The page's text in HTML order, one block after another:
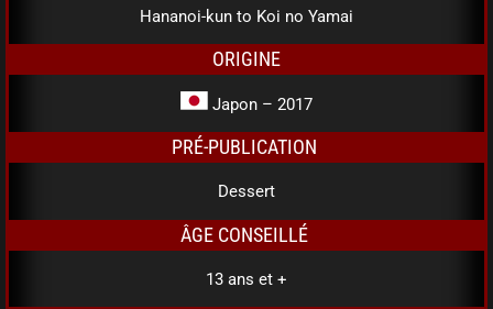
Hananoi-kun to Koi no Yamai
ORIGINE
Japon – 2017
PRÉ-PUBLICATION
Dessert
ÂGE CONSEILLÉ
13 ans et +